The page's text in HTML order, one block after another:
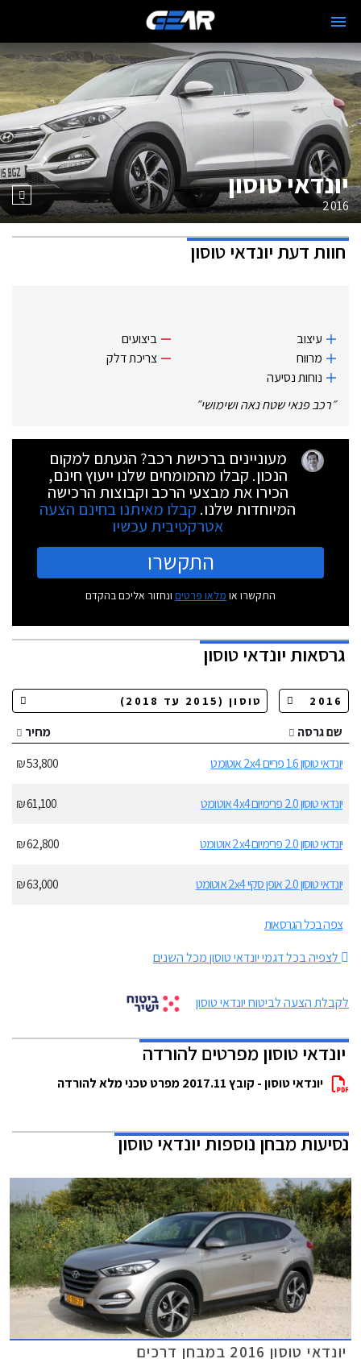
יונדאי טוסון
2016
חוות דעתיונדאי טוסון
עיצוב
מרווח
נוחות נסיעה
ביצועים
צריכת דלק
״רכב פנאי שטח נאה ושימושי״
מעוניינים ברכישת רכב? הגעתם למקום
הנכון. קבלו מהמומחים שלנו ייעוץ חינם,
הכירו את מבצעי הרכב וקבוצות הרכישה
המיוחדות שלנו. קבלו מאיתנו בחינם הצעה
אטרקטיבית עכשיו
התקשרו
התקשרו או מלאו פרטים ונחזור אליכם בהקדם
גרסאותיונדאי טוסון
שם גרסה
מחיר
יונדאי טוסון 1.6 פריים 2x4 אוטומט
53,800 ₪
יונדאי טוסון 2.0 פרימיום 4x4 אוטומט 61,100 ₪
יונדאי טוסון 2.0 פרימיום 2x4 אוטומט 62,800 ₪
יונדאי טוסון 2.0 אופן סקיי 2x4 אוטומט 63,000 ₪
צפה בכל הגרסאות
לצפיה בכל דגמי יונדאי טוסון מכל השנים
לקבלת הצעה לביטוח יונדאי טוסון
יונדאי טוסון מפרטים להורדה
יונדאי טוסון - קובץ 2017.11 מפרט טכני מלא להורדה
נסיעות מבחן נוספותיונדאי טוסון
יונדאי טוסון 2016 במבחן דרכים